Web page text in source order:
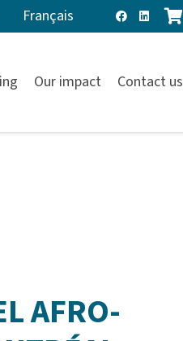
Français
Our impact Contact us
AFRO-